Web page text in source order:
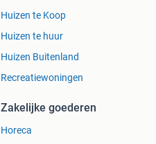
Huizen te Koop
Huizen te huur
Huizen Buitenland
Recreatiewoningen
Zakelijke goederen
Horeca